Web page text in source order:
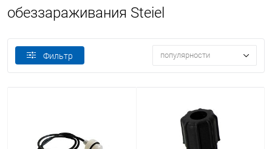
обеззараживания Steiel
Фильтр популярности